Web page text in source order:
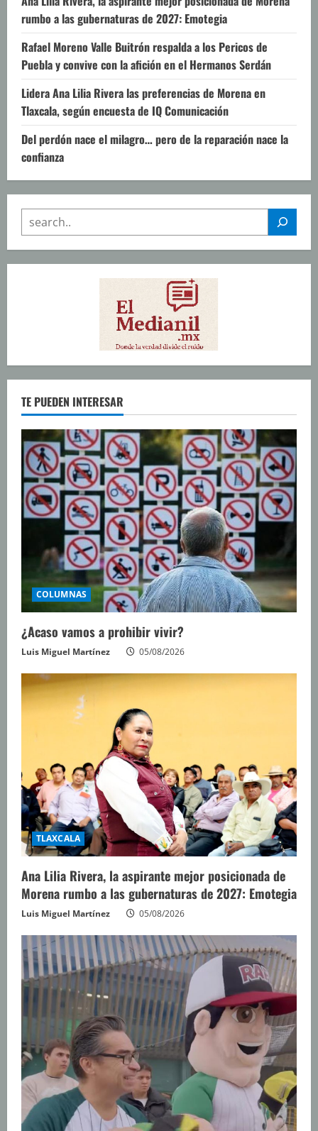
rumbo a las gubernaturas de 2027: Emotegia
Rafael Moreno Valle Buitrón respalda a los Pericos de
Puebla y convive con la afición en el Hermanos Serdán
Lidera Ana Lilia Rivera las preferencias de Morena en
Tlaxcala, según encuesta de IQ Comunicación
Del perdón nace el milagro… pero de la reparación nace la
confianza
TE PUEDEN INTERESAR
COLUMNAS
¿Acaso vamos a prohibir vivir?
Luis Miguel Martínez 05/08/2026
TLAXCALA
Ana Lilia Rivera, la aspirante mejor posicionada de
Morena rumbo a las gubernaturas de 2027: Emotegia
Luis Miguel Martínez 05/08/2026